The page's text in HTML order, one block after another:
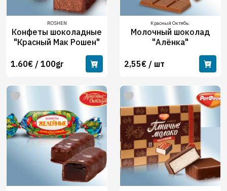
ROSHEN
Конфеты шоколадные
"Красный Мак Рошен"
1.60€ / 100gr
Красный Октябь.
Молочный шоколад
"Алёнка"
2,55€ / шт